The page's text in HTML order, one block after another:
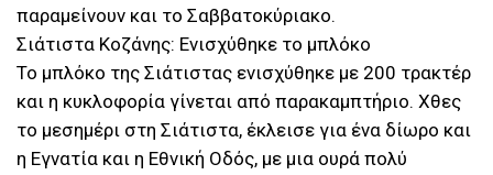
παραμείνουν και το Σαββατοκύριακο.
Σιάτιστα Κοζάνης: Ενισχύθηκε το μπλόκο
Το μπλόκο της Σιάτιστας ενισχύθηκε με 200 τρακτέρ
και η κυκλοφορία γίνεται από παρακαμπτήριο. Χθες
το μεσημέρι στη Σιάτιστα, έκλεισε για ένα δίωρο και
η Εγνατία και η Εθνική Οδός, με μια ουρά πολύ